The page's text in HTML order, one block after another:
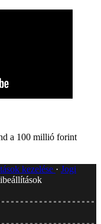
a 100 millió forint
kezelése
Jogi